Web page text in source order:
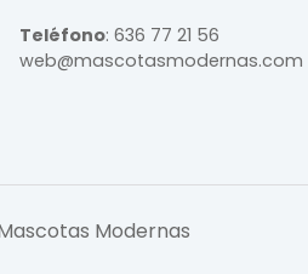
Teléfono: 636 77 21 56
web@mascotasmodernas.com